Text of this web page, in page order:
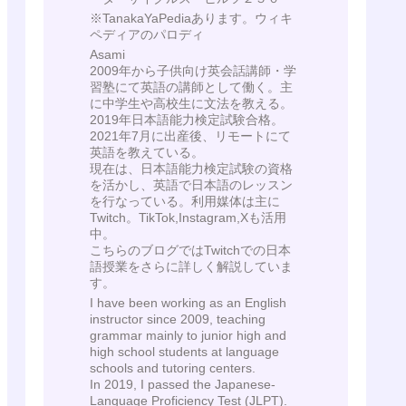
※TanakaYaPediaあります。ウィキ
ペディアのパロディ
Asami
2009年から子供向け英会話講師・学
習塾にて英語の講師として働く。主
に中学生や高校生に文法を教える。
2019年日本語能力検定試験合格。
2021年7月に出産後、リモートにて
英語を教えている。
現在は、日本語能力検定試験の資格
を活かし、英語で日本語のレッスン
を行なっている。利用媒体は主に
Twitch。TikTok,Instagram,Xも活用
中。
こちらのブログではTwitchでの日本
語授業をさらに詳しく解説していま
す。
I have been working as an English
instructor since 2009, teaching
grammar mainly to junior high and
high school students at language
schools and tutoring centers.
In 2019, I passed the Japanese-
Language Proficiency Test (JLPT).